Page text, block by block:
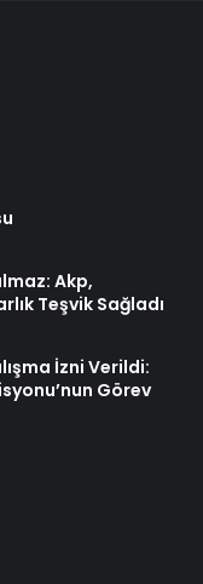
Akp,
Teşvik Sağladı
İzni Verildi:
Görev